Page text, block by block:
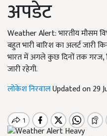
अपडेट
Weather Alert: भारतीय मौसम
बहुत भारी बारिश का अलर्ट जारी
भारत में अगले कुछ दिनों तक
जारी रहेगी.
लोकेश निरवालUpdated on 29